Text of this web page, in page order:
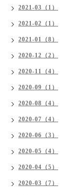
2021-03（1）
2021-02（1）
2021-01（8）
2020-12（2）
2020-11（4）
2020-09（1）
2020-08（4）
2020-07（4）
2020-06（3）
2020-05（4）
2020-04（5）
2020-03（7）